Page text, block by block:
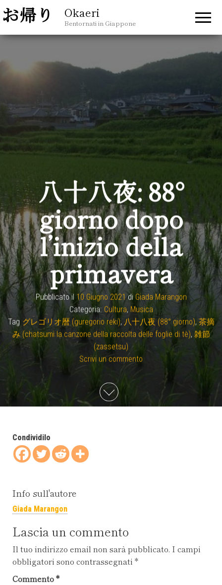
Okaeri
Bentornati in Giappone
八十八夜: 88°
giorno dopo
l’inizio della
primavera
Pubblicato il 10 Giugno 2021di Giada Marangon
Categoria: Cultura, Musica
Tag グレゴリオ暦 (guregorio reki), 八十八夜 (88° giorno), 茶摘
み (chatsumi la canzone della raccolta delle foglie di tè), 雑節
(zassetsu)
Scrivi un commento
Condividilo
Info sull'autore
Giada Marangon
Lascia un commento
Il tuo indirizzo email non sarà pubblicato. I campi
obbligatori sono contrassegnati *
Commento*